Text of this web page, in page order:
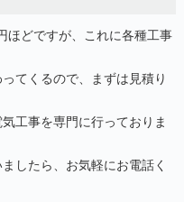
ほどですが、これに各種工事
てくるので、まずは見積り
工事を専門に行っておりま
したら、お気軽にお電話く